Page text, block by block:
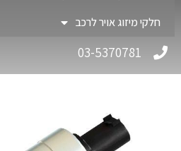
חלקי מיזוג אויר לרכב
03-5370781